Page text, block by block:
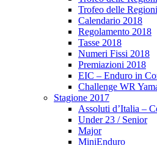
Trofeo delle
Calendario 2018
Regolamento 2018
Tasse 2018
Numeri Fissi 2018
Premiazioni 2018
EIC – Enduro in
Challenge WR
Stagione 2017
Assoluti d’Italia –
Under 23 / Senior
Major
MiniEnduro